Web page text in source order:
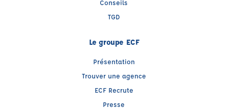
Conseils
TGD
Le groupe ECF
Présentation
Trouver une agence
ECF Recrute
Presse